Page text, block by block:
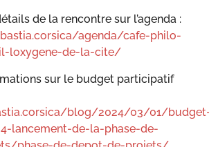
de la rencontre sur l’agenda :
agenda/cafe-philo-
loxygene-de-la-cite/
sur le budget participatif
blog/2024/03/01/
lancement-de-la-phase-de-